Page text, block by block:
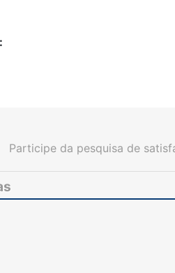
Participe da pesquisa de